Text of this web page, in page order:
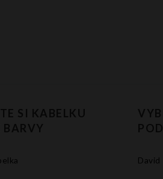
SI KABELKU
BARVY
David